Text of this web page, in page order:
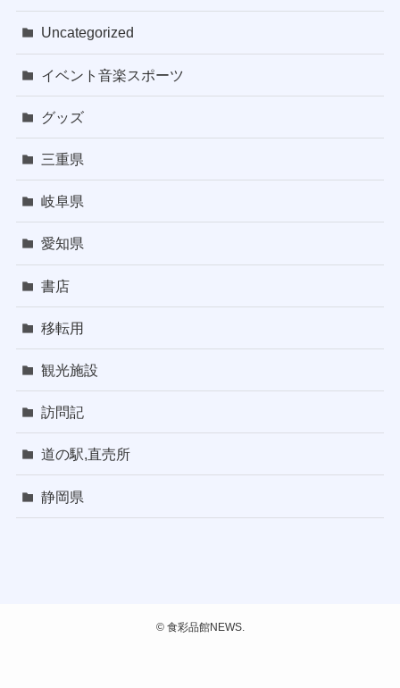
Uncategorized
イベント音楽スポーツ
グッズ
三重県
岐阜県
愛知県
書店
移転用
観光施設
訪問記
道の駅,直売所
静岡県
©食彩品館NEWS.